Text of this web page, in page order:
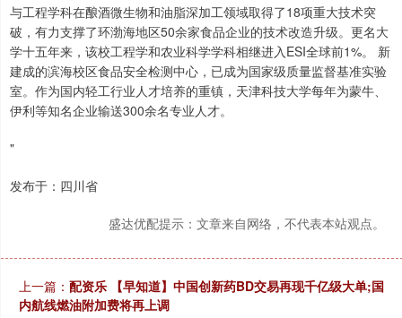
与工程学科在酿酒微生物和油脂深加工领域取得了18项重大技术突
破，有力支撑了环渤海地区50余家食品企业的技术改造升级。更名大
学十五年来，该校工程学和农业科学学科相继进入ESI全球前1%。 新
建成的滨海校区食品安全检测中心，已成为国家级质量监督基准实验
室。作为国内轻工行业人才培养的重镇，天津科技大学每年为蒙牛、
伊利等知名企业输送300余名专业人才。
"
发布于：四川省
盛达优配提示：文章来自网络，不代表本站观点。
上一篇： 配资乐 【早知道】中国创新药BD交易再现千亿级大单;国
内航线燃油附加费将再上调